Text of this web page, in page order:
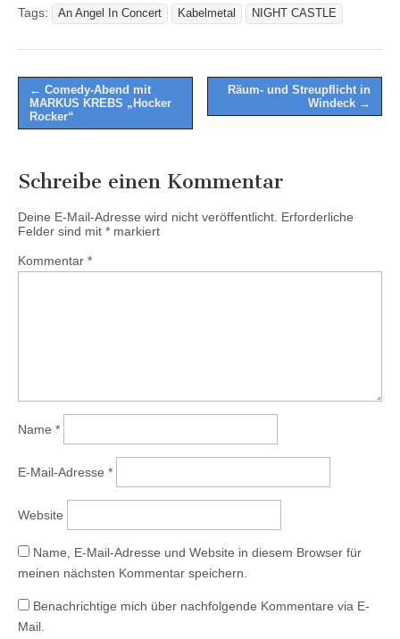
Tags: An Angel In Concert Kabelmetal NIGHT CASTLE
Post
navigation
← Comedy-Abend mit
MARKUS KREBS „Hocker
Rocker“
Räum- und Streupflicht in
Windeck →
Schreibe einen Kommentar
Deine E-Mail-Adresse wird nicht veröffentlicht. Erforderliche
Felder sind mit * markiert
Kommentar *
Name *
E-Mail-Adresse *
Website
Name, E-Mail-Adresse und Website in diesem Browser für
meinen nächsten Kommentar speichern.
Benachrichtige mich über nachfolgende Kommentare via E-
Mail.